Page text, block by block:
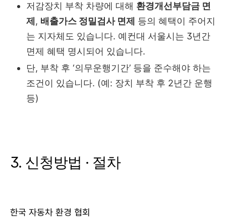
저감장치 부착 차량에 대해 환경개선부담금 면
제 , 배출가스 정밀검사 면제 등의 혜택이 주어지
는 지자체도 있습니다. 예컨대 서울시는 3년간
면제 혜택 명시되어 있습니다.
단, 부착 후 ‘의무운행기간’ 등을 준수해야 하는
조건이 있습니다. (예: 장치 부착 후 2년간 운행
등)
3. 신청방법 · 절차
한국 자동차 환경 협회